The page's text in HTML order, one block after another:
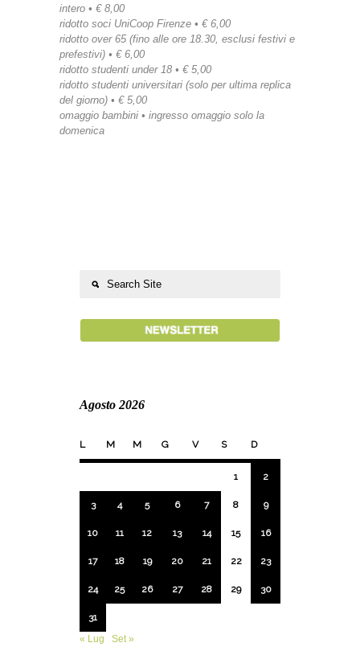
intero • € 8,00
ridotto soci UniCoop Firenze • € 6,00
ridotto over 65 (fino alle ore 18.30, esclusi festivi e
prefestivi) • € 6,00
ridotto studenti under 18 • € 5,00
ridotto studenti universitari (solo per ultima replica
del giorno) • € 5,00
omaggio bambini • ingresso omaggio solo la
domenica
Agosto 2026
L M M G V S D
1 2
3 4 5 6 7 8 9
10 11 12 13 14 15 16
17 18 19 20 21 22 23
24 25 26 27 28 29 30
31
« Lug
Set »